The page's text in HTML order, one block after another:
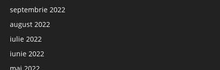
septembrie 2022
august 2022
iulie 2022
iunie 2022